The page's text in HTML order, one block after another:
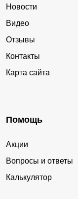
Новости
Видео
Отзывы
Контакты
Карта сайта
Помощь
Акции
Вопросы и ответы
Калькулятор